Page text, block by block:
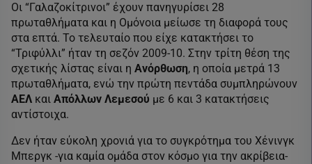
Οι “Γαλαζοκίτρινοι” έχουν πανηγυρίσει 28
πρωταθλήματα και η Ομόνοια μείωσε τη διαφορά τους
στα επτά. Το τελευταίο που είχε κατακτήσει το
“Τριφύλλι” ήταν τη σεζόν 2009-10. Στην τρίτη θέση της
σχετικής λίστας είναι η Ανόρθωση, η οποία μετρά 13
πρωταθλήματα, ενώ την πρώτη πεντάδα συμπληρώνουν
ΑΕΛ και Απόλλων Λεμεσού με 6 και 3 κατακτήσεις
αντίστοιχα.
Δεν ήταν εύκολη χρονιά για το συγκρότημα του Χένινγκ
Μπεργκ -για καμία ομάδα στον κόσμο για την ακρίβεια-